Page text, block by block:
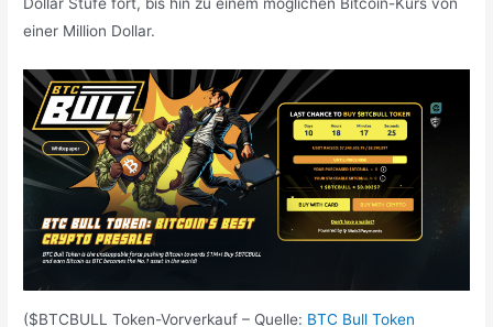
einer Million Dollar.
($BTCBULL Token-Vorverkauf – Quelle: BTC Bull Token